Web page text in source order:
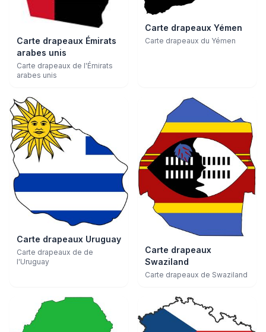
Carte drapeaux Émirats
arabes unis
Carte drapeaux de l'Émirats
arabes unis
Carte drapeaux Yémen
Carte drapeaux du Yémen
Carte drapeaux Uruguay
Carte drapeaux de de
l'Uruguay
Carte drapeaux
Swaziland
Carte drapeaux de Swaziland